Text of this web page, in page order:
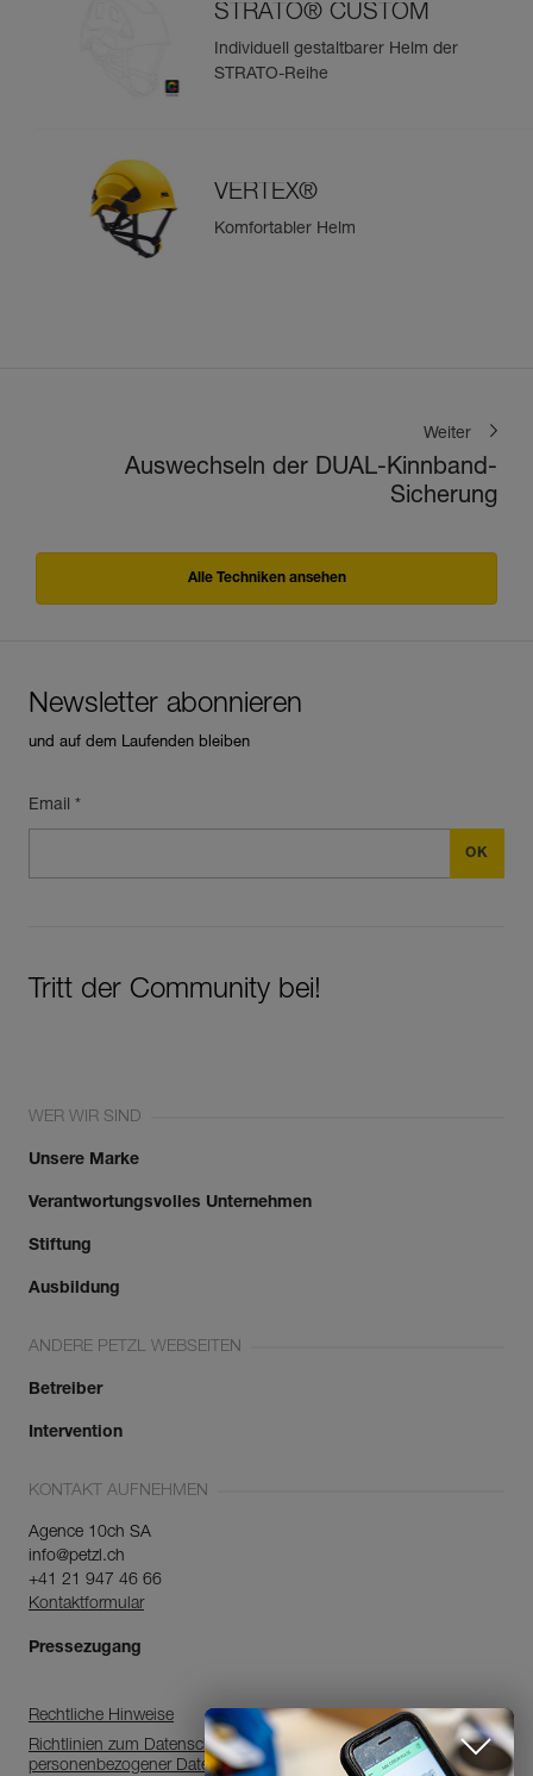
STRATO® CUSTOM
Individuell gestaltbarer Helm der
STRATO-Reihe
VERTEX®
Komfortabler Helm
Weiter
Auswechseln der DUAL-Kinnband-
Sicherung
Alle Techniken ansehen
Newsletter abonnieren
und auf dem Laufenden bleiben
Email *
Tritt der Community bei!
WER WIR SIND
Unsere Marke
Verantwortungsvolles Unternehmen
Stiftung
Ausbildung
ANDERE PETZL WEBSEITEN
Betreiber
Intervention
KONTAKT AUFNEHMEN
Agence 10ch SA
info@petzl.ch
+41 21 947 46 66
Kontaktformular
Pressezugang
Rechtliche Hinweise
Richtlinien zum Datenschutz, zur Verarbeitung
personenbezogener Daten